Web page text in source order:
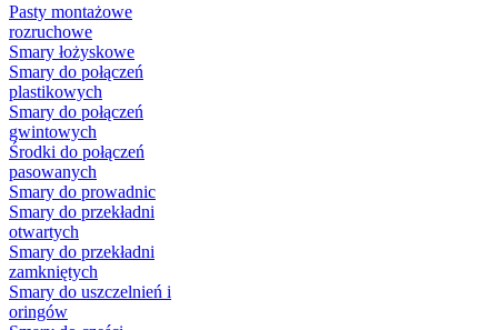
Pasty montażowe
rozruchowe
Smary łożyskowe
Smary do połączeń
plastikowych
Smary do połączeń
gwintowych
Środki do połączeń
pasowanych
Smary do prowadnic
Smary do przekładni
otwartych
Smary do przekładni
zamkniętych
Smary do uszczelnień i
oringów